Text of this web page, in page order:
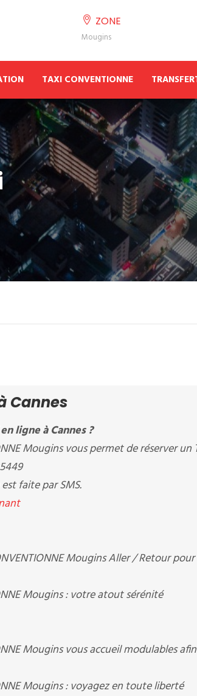
ZONE
Mougins
TAXI CONVENTIONNE
Cannes
ligne à Cannes ?
Mougins vous permet de réserver
faite par SMS.
Mougins Aller / Retour
Mougins : votre atout sérénité
Mougins vous accueil modulables
Mougins : voyagez en toute liberté